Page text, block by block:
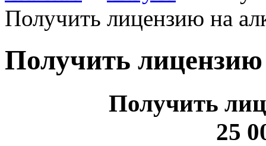
Получить лицензию на
Получить лицензию
Получить
25